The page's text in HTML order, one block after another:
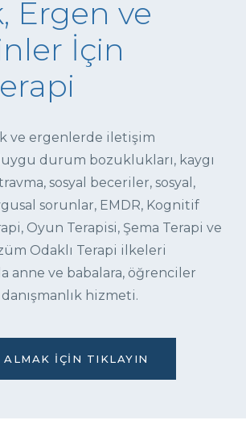
Ergen ve
İçin
ve ergenlerde iletişim
durum bozuklukları, kaygı
sosyal beceriler, sosyal,
sorunlar, EMDR, Kognitif
Oyun Terapisi, Şema Terapi ve
Odaklı Terapi ilkeleri
anne ve babalara, öğrenciler
hizmeti.
ALMAK İÇIN TIKLAYIN